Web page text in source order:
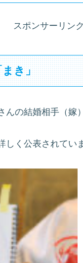
スポンサーリンク
まき」
んの結婚相手（嫁
く公表されてい